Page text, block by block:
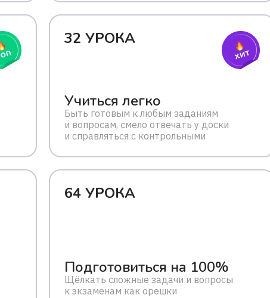
32 УРОКА
Учиться легко
Быть готовым к любым заданиям
и вопросам, смело отвечать у доски
и справляться с контрольными
64 УРОКА
Подготовиться на 100%
Щёлкать сложные задачи и вопросы
к экзаменам как орешки